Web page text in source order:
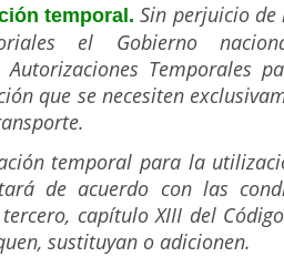
temporal.Sin perjuicio de
el Gobierno
Temporales
que se necesiten
temporal para la
de acuerdo con las
capítulo XIII del
sustituyan o adicionen.